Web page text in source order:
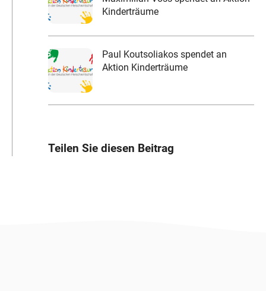
Kinderträume
Paul Koutsoliakos spendet an
Aktion Kinderträume
Teilen Sie diesen Beitrag